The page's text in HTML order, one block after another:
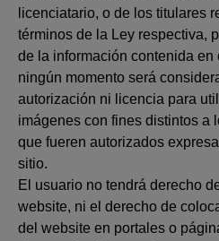
licenciatario, o de los titulares
términos de la Ley respectiva,
de la información contenida en
ningún momento será
autorización ni licencia para
imágenes con fines distintos a
que fueren autorizados
sitio.
El usuario no tendrá derecho
website, ni el derecho de
del website en portales o